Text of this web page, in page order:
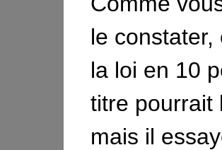
le
la loi en 10
titre pourrait
mais il